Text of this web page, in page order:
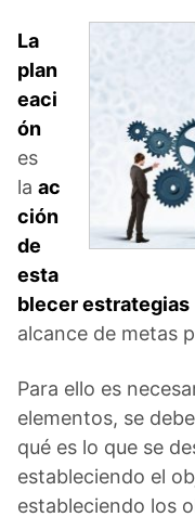
La
plan
eaci
ón
es
la ac
ción
de
esta
blecer estrategias
alcance de metas
Para ello es
elementos, se
qué es lo que se
estableciendo el
estableciendo los